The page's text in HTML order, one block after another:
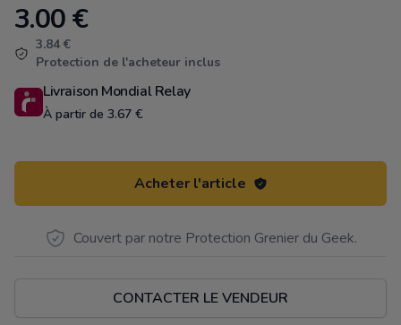
Product information
3.00€
3.84 €
Protection de l'acheteur inclus
Livraison Mondial Relay
À partir de 3.67 €
Acheter l'article
Couvert par notre Protection Grenier du Geek.
CONTACTER LE VENDEUR